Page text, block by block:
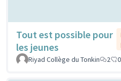
Tout est possible pour
les jeunes
Riyad Collège du Tonkin
2 0